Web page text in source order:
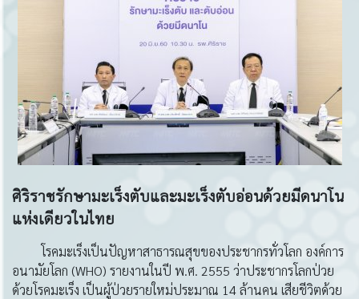
ศิริราชรักษามะเร็งตับและมะเร็งตับอ่อนด้วยมีดนาโน
แห่งเดียวในไทย
โรคมะเร็งเป็นปัญหาสาธารณสุขของประชากรทั่วโลก องค์การ
อนามัยโลก (WHO) รายงานในปี พ.ศ. 2555 ว่าประชากรโลกป่วย
ด้วยโรคมะเร็ง เป็นผู้ป่วยรายใหม่ประมาณ 14 ล้านคน เสียชีวิตด้วย